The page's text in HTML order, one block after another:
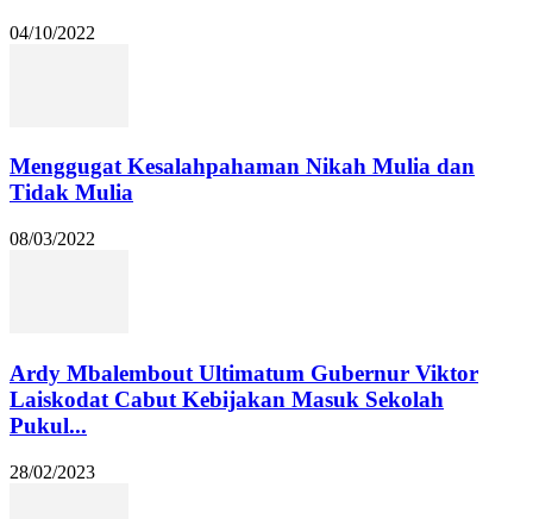
04/10/2022
Menggugat Kesalahpahaman Nikah Mulia dan
Tidak Mulia
08/03/2022
Ardy Mbalembout Ultimatum Gubernur Viktor
Laiskodat Cabut Kebijakan Masuk Sekolah
Pukul...
28/02/2023